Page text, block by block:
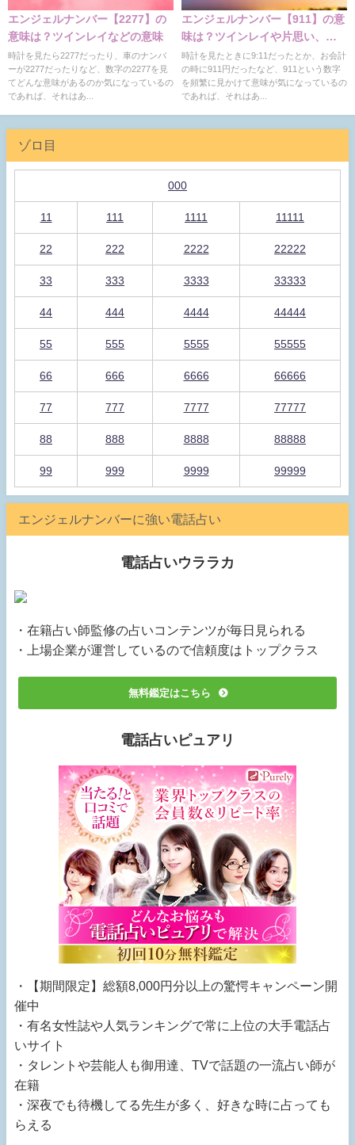
エンジェルナンバー【2277】の
意味は？ツインレイなどの意味
時計を見たら2277だったり、車のナンバ
ーが2277だったりなど、数字の2277を見
てどんな意味があるのか気になっているの
であれば、それはあ...
エンジェルナンバー【911】の意
味は？ツインレイや片思い、復
縁
時計を見たときに9:11だったとか、お会計
の時に911円だったなど、911という数字
を頻繁に見かけて意味が気になっているの
であれば、それはあ...
ゾロ目
000
11 111 1111 11111
22 222 2222 22222
33 333 3333 33333
44 444 4444 44444
55 555 5555 55555
66 666 6666 66666
77 777 7777 77777
88 888 8888 88888
99 999 9999 99999
エンジェルナンバーに強い電話占い
電話占いウララカ
・在籍占い師監修の占いコンテンツが毎日見られる
・上場企業が運営しているので信頼度はトップクラス
無料鑑定はこちら
電話占いピュアリ
・【期間限定】総額8,000円分以上の驚愕キャンペーン開
催中
・有名女性誌や人気ランキングで常に上位の大手電話占
いサイト
・タレントや芸能人も御用達、TVで話題の一流占い師が
在籍
・深夜でも待機してる先生が多く、好きな時に占っても
らえる